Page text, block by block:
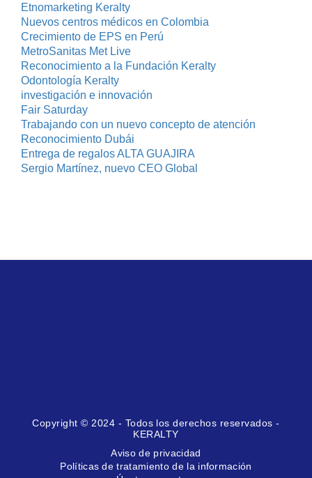
Etnomarketing Keralty
Nuevos centros médicos en Colombia
Crecimiento de EPS en Perú
MetroSanitas Met Live
Reconocimiento a la Fundación Keralty
Odontología Keralty
investigación e innovación
Fair Saturday
Trabajando con un nuevo concepto de atención
Reconocimiento Dubái
Entrega de regalos ALTA GUAJIRA
Sergio Martínez, nuevo CEO Global
Copyright © 2024 - Todos los derechos reservados -
KERALTY
Aviso de privacidad
Políticas de tratamiento de la información